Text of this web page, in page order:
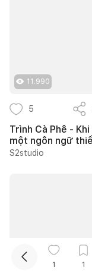
11.990
5
Trình Cà Phê -
một ngôn ngữ
S2studio
1 1